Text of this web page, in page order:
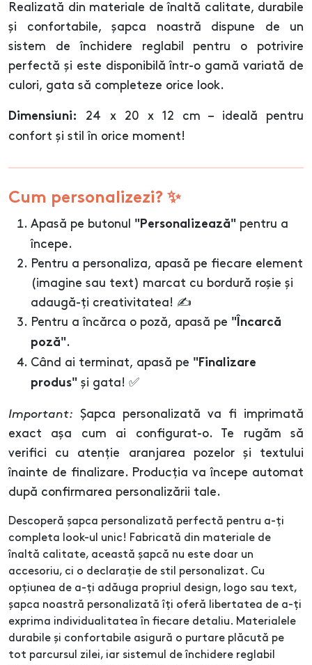
Realizată din materiale de înaltă calitate, durabile
și confortabile, șapca noastră dispune de un
sistem de închidere reglabil pentru o potrivire
perfectă și este disponibilă într-o gamă variată de
culori, gata să completeze orice look.
Dimensiuni:
24 x 20 x 12 cm – ideală pentru
confort și stil în orice moment!
Cum personalizezi? ✨
Apasă pe butonul "Personalizează" pentru a
începe.
Pentru a personaliza, apasă pe fiecare element
(imagine sau text) marcat cu bordură roșie și
adaugă-ți creativitatea! ✍️
Pentru a încărca o poză, apasă pe "Încarcă
poză".
Când ai terminat, apasă pe "Finalizare
produs" și gata! ✅
Important: Șapca personalizată va fi imprimată
exact așa cum ai configurat-o. Te rugăm să
verifici cu atenție aranjarea pozelor și textului
înainte de finalizare. Producția va începe automat
după confirmarea personalizării tale.
Descoperă șapca personalizată perfectă pentru a-ți
completa look-ul unic! Fabricată din materiale de
înaltă calitate, această șapcă nu este doar un
accesoriu, ci o declarație de stil personalizat. Cu
opțiunea de a-ți adăuga propriul design, logo sau text,
șapca noastră personalizată îți oferă libertatea de a-ți
exprima individualitatea în fiecare detaliu. Materialele
durabile și confortabile asigură o purtare plăcută pe
tot parcursul zilei, iar sistemul de închidere reglabil